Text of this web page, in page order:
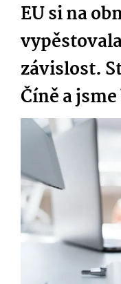
EU si na
závislost.
Číně a